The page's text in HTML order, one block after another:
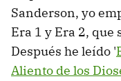
Sanderson, yo
Era 1 y Era 2, que
Después he leído '
Aliento de los